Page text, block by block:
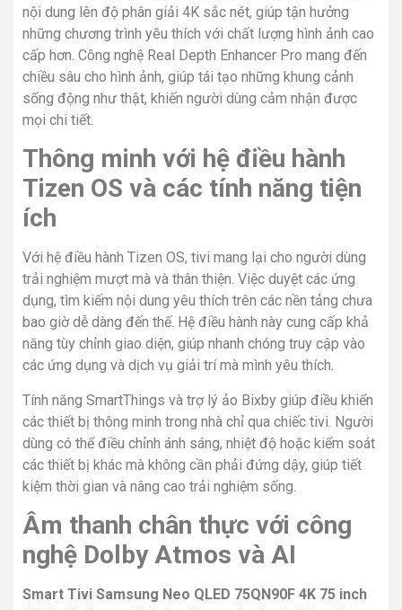
nội dung lên độ phân giải 4K sắc nét, giúp tận hưởng
những chương trình yêu thích với chất lượng hình ảnh cao
cấp hơn. Công nghệ Real Depth Enhancer Pro mang đến
chiều sâu cho hình ảnh, giúp tái tạo những khung cảnh
sống động như thật, khiến người dùng cảm nhận được
mọi chi tiết.
Thông minh với hệ điều hành
Tizen OS và các tính năng tiện
ích
Với hệ điều hành Tizen OS, tivi mang lại cho người dùng
trải nghiệm mượt mà và thân thiện. Việc duyệt các ứng
dụng, tìm kiếm nội dung yêu thích trên các nền tảng chưa
bao giờ dễ dàng đến thế. Hệ điều hành này cung cấp khả
năng tùy chỉnh giao diện, giúp nhanh chóng truy cập vào
các ứng dụng và dịch vụ giải trí mà mình yêu thích.
Tính năng SmartThings và trợ lý ảo Bixby giúp điều khiển
các thiết bị thông minh trong nhà chỉ qua chiếc tivi. Người
dùng có thể điều chỉnh ánh sáng, nhiệt độ hoặc kiểm soát
các thiết bị khác mà không cần phải đứng dậy, giúp tiết
kiệm thời gian và nâng cao trải nghiệm sống.
Âm thanh chân thực với công
nghệ Dolby Atmos và AI
Smart Tivi Samsung Neo QLED 75QN90F 4K 75 inch